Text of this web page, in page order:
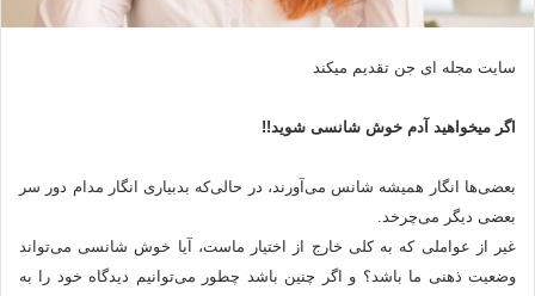
سایت مجله ای جن تقدیم میکند
اگر میخواهید آدم خوش شانسی شوید!!
بعضی‌ها انگار همیشه شانس می‌آورند، در حالی‌که بدبیاری انگار مدام دور سر
بعضی دیگر می‌چرخد.
غیر از عواملی که به کلی خارج از اختیار ماست، آیا خوش شانسی می‌تواند
وضعیت ذهنی ما باشد؟ و اگر چنین باشد چطور می‌توانیم دیدگاه خود را به